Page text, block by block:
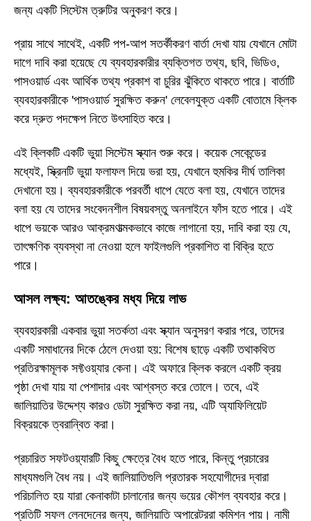
জন্য একটি সিস্টেম ত্রুটির অনুকরণ করে।
প্রায় সাথে সাথেই, একটি পপ-আপ সতর্কীকরণ বার্তা দেখা যায় যেখানে মোটা
দাগে দাবি করা হয়েছে যে ব্যবহারকারীর ব্যক্তিগত তথ্য, ছবি, ভিডিও,
পাসওয়ার্ড এবং আর্থিক তথ্য প্রকাশ বা চুরির ঝুঁকিতে থাকতে পারে। বার্তাটি
ব্যবহারকারীকে 'পাসওয়ার্ড সুরক্ষিত করুন' লেবেলযুক্ত একটি বোতামে ক্লিক
করে দ্রুত পদক্ষেপ নিতে উৎসাহিত করে।
এই ক্লিকটি একটি ভুয়া সিস্টেম স্ক্যান শুরু করে। কয়েক সেকেন্ডের
মধ্যেই, স্ক্রিনটি ভুয়া ফলাফল দিয়ে ভরা হয়, যেখানে হুমকির দীর্ঘ তালিকা
দেখানো হয়। ব্যবহারকারীকে পরবর্তী ধাপে যেতে বলা হয়, যেখানে তাদের
বলা হয় যে তাদের সংবেদনশীল বিষয়বস্তু অনলাইনে ফাঁস হতে পারে। এই
ধাপে ভয়কে আরও আক্রমণাত্মকভাবে কাজে লাগানো হয়, দাবি করা হয় যে,
তাৎক্ষণিক ব্যবস্থা না নেওয়া হলে ফাইলগুলি প্রকাশিত বা বিক্রি হতে
পারে।
আসল লক্ষ্য: আতঙ্কের মধ্য দিয়ে লাভ
ব্যবহারকারী একবার ভুয়া সতর্কতা এবং স্ক্যান অনুসরণ করার পরে, তাদের
একটি সমাধানের দিকে ঠেলে দেওয়া হয়: বিশেষ ছাড়ে একটি তথাকথিত
প্রতিরক্ষামূলক সফ্টওয়্যার কেনা। এই অফারে ক্লিক করলে একটি ক্রয়
পৃষ্ঠা দেখা যায় যা পেশাদার এবং আশ্বস্ত করে তোলে। তবে, এই
জালিয়াতির উদ্দেশ্য কারও ডেটা সুরক্ষিত করা নয়, এটি অ্যাফিলিয়েট
বিক্রয়কে ত্বরান্বিত করা।
প্রচারিত সফটওয়্যারটি কিছু ক্ষেত্রে বৈধ হতে পারে, কিন্তু প্রচারের
মাধ্যমগুলি বৈধ নয়। এই জালিয়াতিগুলি প্রতারক সহযোগীদের দ্বারা
পরিচালিত হয় যারা কেনাকাটা চালানোর জন্য ভয়ের কৌশল ব্যবহার করে।
প্রতিটি সফল লেনদেনের জন্য, জালিয়াতি অপারেটররা কমিশন পায়। নামী